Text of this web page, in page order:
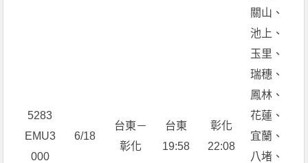
5283
EMU3
000
6/18
台東－
彰化
台東
19:58
彰化
22:08
關山、
池上、
玉里、
瑞穗、
鳳林、
花蓮、
宜蘭、
八堵、